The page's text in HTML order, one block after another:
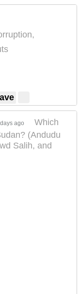
ago
Which
(Andudu
Salih, and